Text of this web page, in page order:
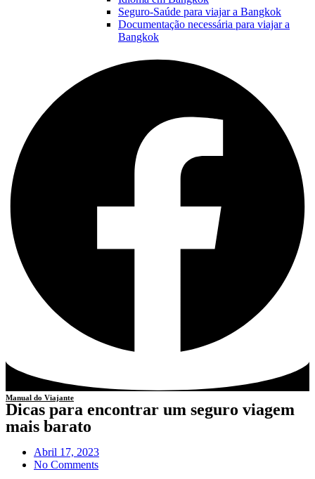
Seguro-Saúde para viajar a Bangkok
Documentação necessária para viajar a
Bangkok
Manual do Viajante
Dicas para encontrar um seguro viagem
mais barato
Abril 17, 2023
No Comments